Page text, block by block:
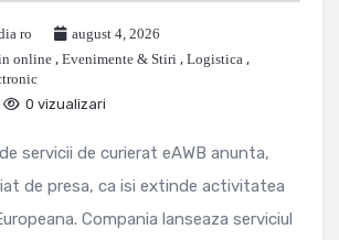
ro
august 4, 2026
online , Evenimente & Stiri , Logistica ,
0 vizualizari
servicii de curierat eAWB anunta,
de presa, ca isi extinde activitatea
Compania lanseaza serviciul